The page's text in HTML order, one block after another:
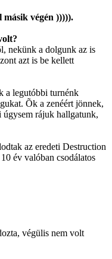
végén ))))).
nekünk a dolgunk az is
azt is be kellett
a legutóbbi turnénk
Õk a zenéért jönnek,
úgysem rájuk hallgatunk,
az eredeti Destruction
év valóban csodálatos
végülis nem volt